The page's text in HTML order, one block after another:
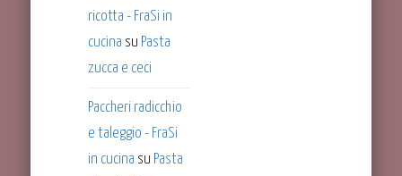
ricotta - FraSi in
cucina su Pasta
zucca e ceci
Paccheri radicchio
e taleggio - FraSi
in cucina su Pasta